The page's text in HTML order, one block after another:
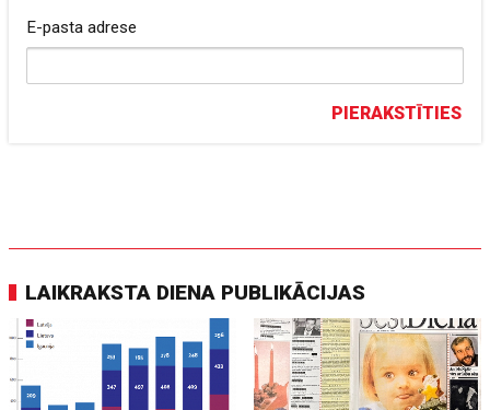
E-pasta adrese
PIERAKSTĪTIES
LAIKRAKSTA DIENA PUBLIKĀCIJAS